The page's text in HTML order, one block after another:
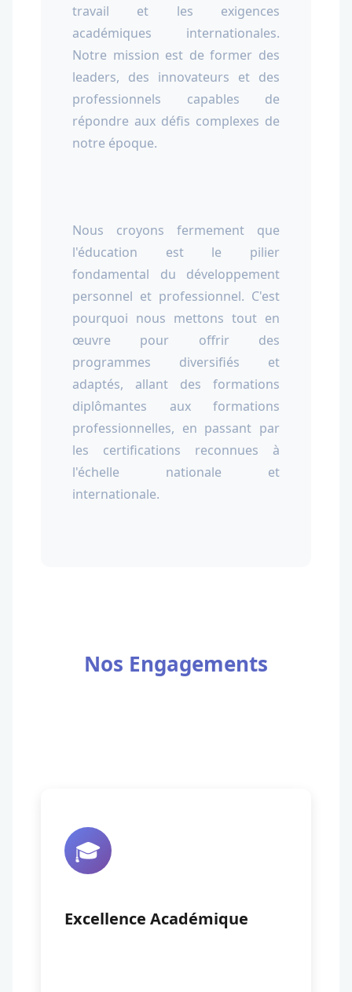
travail et les exigences
académiques internationales.
Notre mission est de former des
leaders, des innovateurs et des
professionnels capables de
répondre aux défis complexes de
notre époque.
Nous croyons fermement que
l'éducation est le pilier
fondamental du développement
personnel et professionnel. C'est
pourquoi nous mettons tout en
œuvre pour offrir des
programmes diversifiés et
adaptés, allant des formations
diplômantes aux formations
professionnelles, en passant par
les certifications reconnues à
l'échelle nationale et
internationale.
Nos Engagements
🎓
Excellence Académique